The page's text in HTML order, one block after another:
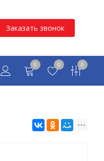
Заказать звонок
0 0 0